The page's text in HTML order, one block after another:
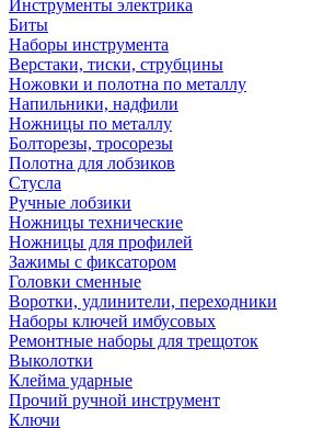
Инструменты электрика
Биты
Наборы инструмента
Верстаки, тиски, струбцины
Ножовки и полотна по металлу
Напильники, надфили
Ножницы по металлу
Болторезы, тросорезы
Полотна для лобзиков
Стусла
Ручные лобзики
Ножницы технические
Ножницы для профилей
Зажимы с фиксатором
Головки сменные
Воротки, удлинители, переходники
Наборы ключей имбусовых
Ремонтные наборы для трещоток
Выколотки
Клейма ударные
Прочий ручной инструмент
Ключи